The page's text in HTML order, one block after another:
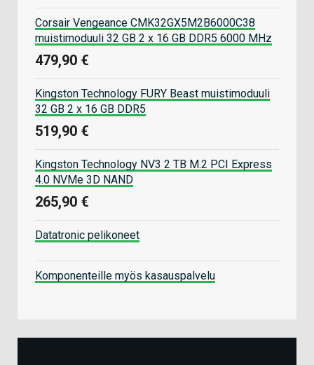
Corsair Vengeance CMK32GX5M2B6000C38
muistimoduuli 32 GB 2 x 16 GB DDR5 6000 MHz
479,90 €
Kingston Technology FURY Beast muistimoduuli
32 GB 2 x 16 GB DDR5
519,90 €
Kingston Technology NV3 2 TB M.2 PCI Express
4.0 NVMe 3D NAND
265,90 €
Datatronic pelikoneet
Komponenteille myös kasauspalvelu